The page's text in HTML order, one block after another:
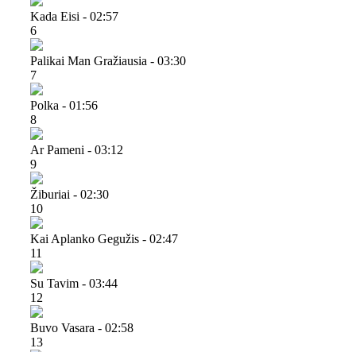
Kada Eisi - 02:57
6
Palikai Man Gražiausia - 03:30
7
Polka - 01:56
8
Ar Pameni - 03:12
9
Žiburiai - 02:30
10
Kai Aplanko Gegužis - 02:47
11
Su Tavim - 03:44
12
Buvo Vasara - 02:58
13